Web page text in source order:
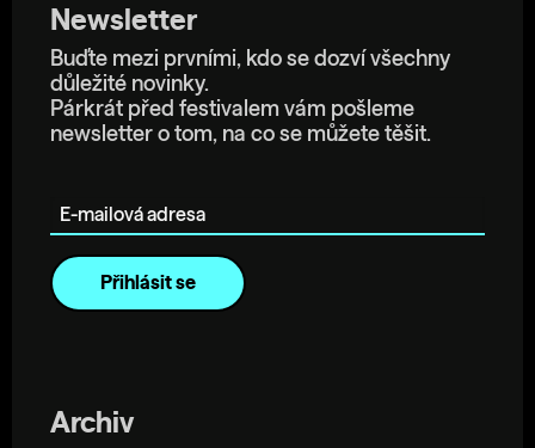
Newsletter
Buďte mezi prvními, kdo se dozví všechny
důležité novinky.
Párkrát před festivalem vám pošleme
newsletter o tom, na co se můžete těšit.
Archiv